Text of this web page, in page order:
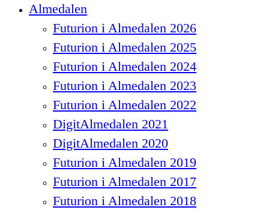
Menu
Almedalen
Futurion i Almedalen 2026
Futurion i Almedalen 2025
Futurion i Almedalen 2024
Futurion i Almedalen 2023
Futurion i Almedalen 2022
DigitAlmedalen 2021
DigitAlmedalen 2020
Futurion i Almedalen 2019
Futurion i Almedalen 2017
Futurion i Almedalen 2018